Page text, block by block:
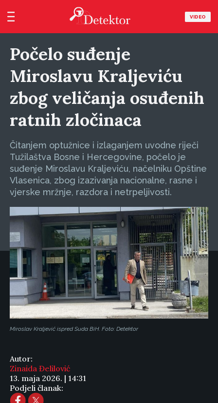
VIDEO
Počelo suđenje
Miroslavu Kraljeviću
zbog veličanja osuđenih
ratnih zločinaca
Čitanjem optužnice i izlaganjem uvodne riječi
Tužilaštva Bosne i Hercegovine, počelo je
suđenje Miroslavu Kraljeviću, načelniku Opštine
Vlasenica, zbog izazivanja nacionalne, rasne i
vjerske mržnje, razdora i netrpeljivosti.
Miroslav Kraljević ispred Suda BiH. Foto: Detektor
Autor:
Zinaida Đelilović
13. maja 2026. | 14:31
Podjeli članak: